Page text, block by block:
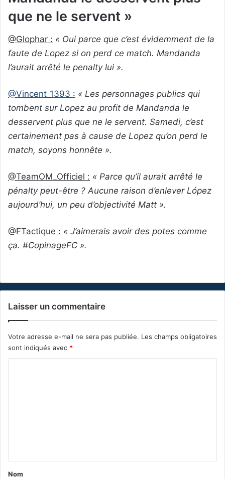
que ne le servent »
@Glophar : « Oui parce que c’est évidemment de la
faute de Lopez si on perd ce match. Mandanda
l’aurait arrêté le penalty lui ».
@Vincent_1393 : « Les personnages publics qui
tombent sur Lopez au profit de Mandanda le
desservent plus que ne le servent. Samedi, c’est
certainement pas à cause de Lopez qu’on perd le
match, soyons honnête ».
@TeamOM_Officiel : « Parce qu’il aurait arrêté le
pénalty peut-être ? Aucune raison d’enlever López
aujourd’hui, un peu d’objectivité Matt ».
@FTactique : « J’aimerais avoir des potes comme
ça. #CopinageFC ».
Laisser un commentaire
Votre adresse e-mail ne sera pas publiée. Les champs obligatoires
sont indiqués avec *
a
Nom